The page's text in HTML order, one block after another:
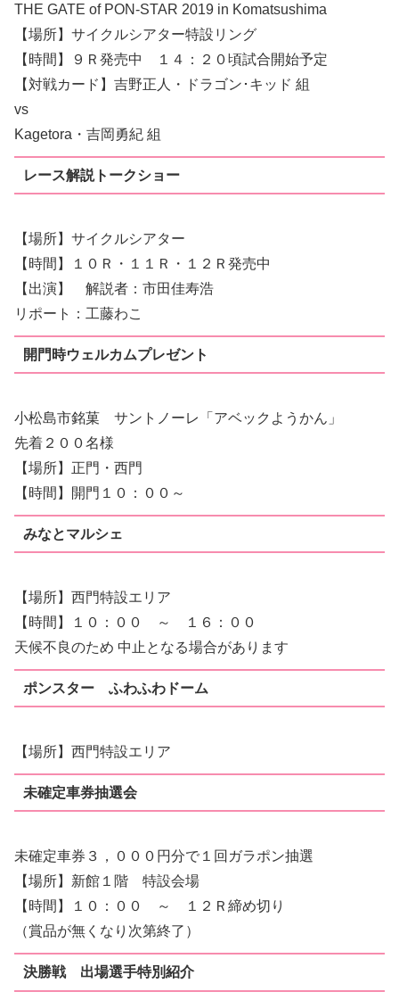
THE GATE of PON-STAR 2019 in Komatsushima
【場所】サイクルシアター特設リング
【時間】９Ｒ発売中 １４：２０頃試合開始予定
【対戦カード】吉野正人・ドラゴン･キッド 組
vs
Kagetora・吉岡勇紀 組
レース解説トークショー
【場所】サイクルシアター
【時間】１０Ｒ・１１Ｒ・１２Ｒ発売中
【出演】 解説者：市田佳寿浩
リポート：工藤わこ
開門時ウェルカムプレゼント
小松島市銘菓 サントノーレ「アベックようかん」
先着２００名様
【場所】正門・西門
【時間】開門１０：００～
みなとマルシェ
【場所】西門特設エリア
【時間】１０：００ ～ １６：００
天候不良のため 中止となる場合があります
ポンスター ふわふわドーム
【場所】西門特設エリア
未確定車券抽選会
未確定車券３，０００円分で１回ガラポン抽選
【場所】新館１階 特設会場
【時間】１０：００ ～ １２Ｒ締め切り
（賞品が無くなり次第終了）
決勝戦 出場選手特別紹介